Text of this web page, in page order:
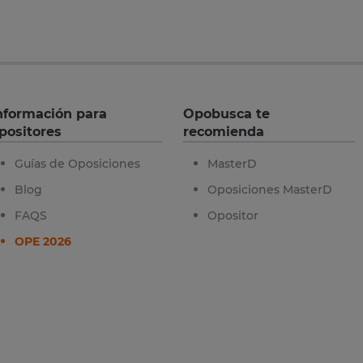
para
Guías de Oposiciones
Blog
FAQS
OPE 2026
Opobusca te
recomienda
MasterD
Oposiciones MasterD
Opositor